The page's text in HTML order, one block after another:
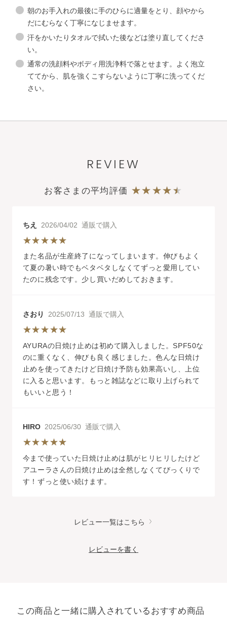
朝のお手入れの最後に手のひらに適量をとり、顔やから
だにむらなく丁寧になじませます。
汗をかいたりタオルで拭いた後などは塗り直してくださ
い。
通常の洗顔料やボディ用洗浄料で落とせます。
よく泡立
ててから、肌を強くこすらないように丁寧に洗ってくだ
さい。
洗顔料
UVミルクセンシティブα
REVIEW
お客さまの平均評価
ちえ 2026/04/02 通販で購入
また名品が生産終了になってしまいます。伸びもよく
て夏の暑い時でもベタベタしなくてずっと愛用してい
たのに残念です。少し買いだめしておきます。
さおり 2025/07/13 通販で購入
AYURAの日焼け止めは初めて購入しました。SPF50な
のに重くなく、伸びも良く感じました。色んな日焼け
止めを使ってきたけど日焼け予防も効果高いし、上位
に入ると思います。もっと雑誌などに取り上げられて
もいいと思う！
HIRO2025/06/30 通販で購入
今まで使っていた日焼け止めは肌がヒリヒリしたけど
アユーラさんの日焼け止めは全然しなくてびっくりで
す！ずっと使い続けます。
レビュー一覧はこちら
レビューを書く
この商品と一緒に購入されているおすすめ商品